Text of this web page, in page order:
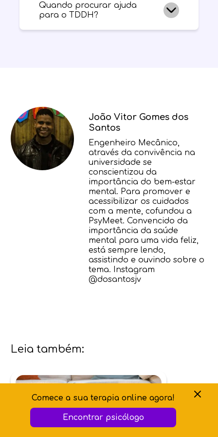
comportamental (TCC) e treinamento
parental. Quando necessário, um
psiquiatrapode prescrever medicação.
Quando procurar ajuda
para o TDDH?
tratamento, melhor.
João Vitor Gomes dos
Santos
Engenheiro Mecânico,
através da convivência na
universidade se
conscientizou da
importância do bem-estar
mental. Para promover e
acessibilizar os cuidados
com a mente, cofundou a
PsyMeet. Convencido da
importância da saúde
mental para uma vida feliz,
está sempre lendo,
assistindo e ouvindo sobre o
tema. Instagram
@dosantosjv
Leia também:
Comece a sua terapia online agora!
Encontrar psicólogo